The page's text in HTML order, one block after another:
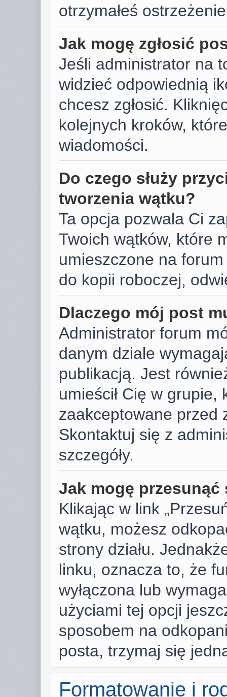
otrzymałeś
Jak mogę zgłosić
Jeśli administrator na
widzieć odpowiednią
chcesz zgłosić.
kolejnych kroków,
wiadomości.
Do czego służy
tworzenia wątku?
Ta opcja pozwala Ci
Twoich wątków, które
umieszczone na
do kopii roboczej,
Dlaczego mój post
Administrator forum
danym dziale
publikacją. Jest
umieścił Cię w
zaakceptowane przed
Skontaktuj się z
szczegóły.
Jak mogę
Klikając w link
wątku, możesz
strony działu.
linku, oznacza to, że
wyłączona lub
użyciami tej opcji
sposobem na
posta, trzymaj się
Formatowanie i